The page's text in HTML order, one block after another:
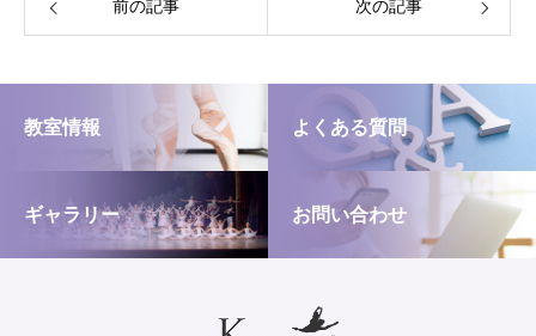
前の記事 次の記事
教室情報 よくある質問
ギャラリー お問い合わせ